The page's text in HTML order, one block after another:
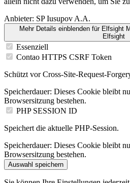
Anbieter: SP Iusupov A.A.
Mehr Details einblenden für Elfsight
Elfsight
Essenziell
Contao HTTPS CSRF Token
Schützt vor Cross-Site-Request-
Speicherdauer: Dieses Cookie bleibt
Browsersitzung bestehen.
PHP SESSION ID
Speichert die aktuelle PHP-Session.
Speicherdauer: Dieses Cookie bleibt
Browsersitzung bestehen.
Auswahl speichern